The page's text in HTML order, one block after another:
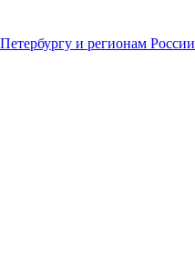
Петербургу и регионам России